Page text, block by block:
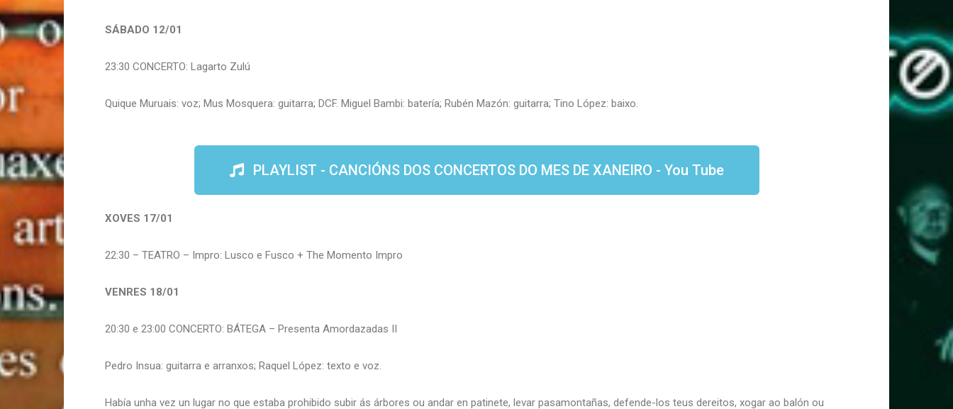
SÁBADO 12/01
23:30 CONCERTO: Lagarto Zulú
Quique Muruais: voz; Mus Mosquera: guitarra; DCF. Miguel Bambi: batería; Rubén Mazón: guitarra; Tino López: baixo.
PLAYLIST - CANCIÓNS DOS CONCERTOS DO MES DE XANEIRO - You Tube
XOVES 17/01
22:30 – TEATRO – Impro: Lusco e Fusco + The Momento Impro
VENRES 18/01
20:30 e 23:00 CONCERTO: BÁTEGA – Presenta Amordazadas II
Pedro Insua: guitarra e arranxos; Raquel López: texto e voz.
Había unha vez un lugar no que estaba prohibido subir ás árbores ou andar en patinete, levar pasamontañas, defende-los teus dereitos, xogar ao balón ou